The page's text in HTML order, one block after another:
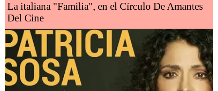
La italiana "Familia", en el Círculo De Amantes
Del Cine